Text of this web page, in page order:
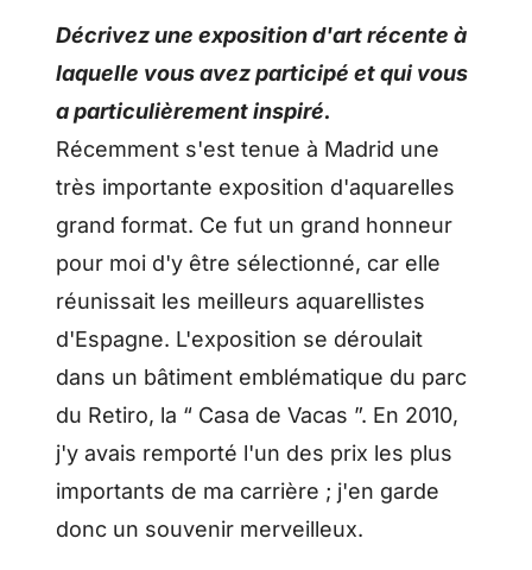
Décrivez une exposition d'art récente à
laquelle vous avez participé et qui vous
a particulièrement inspiré.
Récemment s'est tenue à Madrid une
très importante exposition d'aquarelles
grand format. Ce fut un grand honneur
pour moi d'y être sélectionné, car elle
réunissait les meilleurs aquarellistes
d'Espagne. L'exposition se déroulait
dans un bâtiment emblématique du parc
du Retiro, la “ Casa de Vacas ”. En 2010,
j'y avais remporté l'un des prix les plus
importants de ma carrière ; j'en garde
donc un souvenir merveilleux.